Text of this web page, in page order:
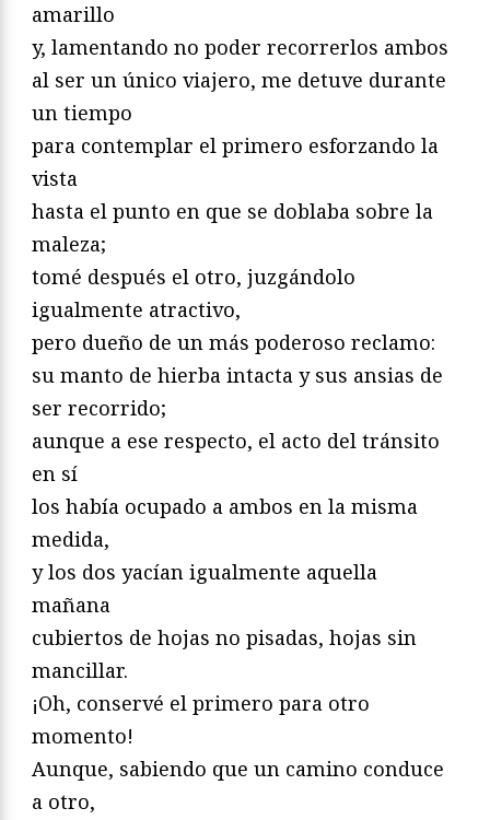
amarillo
y, lamentando no poder recorrerlos ambos
al ser un único viajero, me detuve durante
un tiempo
para contemplar el primero esforzando la
vista
hasta el punto en que se doblaba sobre la
maleza;
tomé después el otro, juzgándolo
igualmente atractivo,
pero dueño de un más poderoso reclamo:
su manto de hierba intacta y sus ansias de
ser recorrido;
aunque a ese respecto, el acto del tránsito
en sí
los había ocupado a ambos en la misma
medida,
y los dos yacían igualmente aquella
mañana
cubiertos de hojas no pisadas, hojas sin
mancillar.
¡Oh, conservé el primero para otro
momento!
Aunque, sabiendo que un camino conduce
a otro,